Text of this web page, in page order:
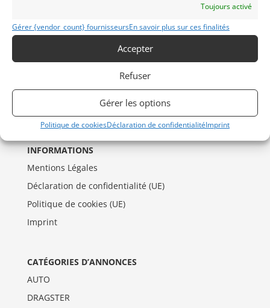
Toujours activé
Gérer {vendor_count} fournisseursEn savoir plus sur ces finalités
Accepter
Refuser
Gérer les options
Politique de cookiesDéclaration de confidentialitéImprint
INFORMATIONS
Mentions Légales
Déclaration de confidentialité (UE)
Politique de cookies (UE)
Imprint
CATÉGORIES D’ANNONCES
AUTO
DRAGSTER